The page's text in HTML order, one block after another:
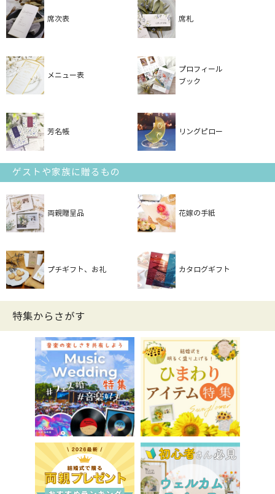
席次表 席札
メニュー表
プロフィール
ブック
芳名帳 リングピロー
ゲストや家族に贈るもの
両親贈呈品 花嫁の手紙
プチギフト、お礼 カタログギフト
特集からさがす